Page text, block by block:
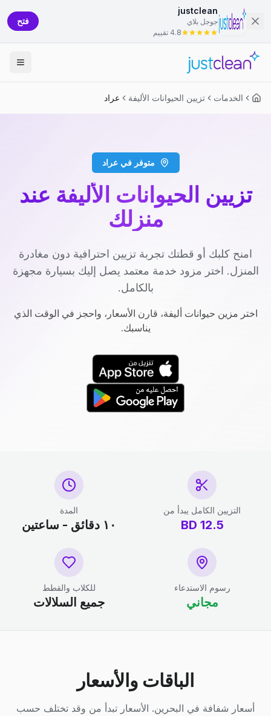
justclean
جوجل بلاي
4.8 تقييم
فتح
الخدمات تزيين الحيوانات الأليفة عراد
متوفر في عراد
تزيين الحيوانات الأليفة عند
منزلك
امنح كلبك أو قطتك تجربة تزيين احترافية دون مغادرة
المنزل. اختر مزود خدمة معتمد يصل إليك بسيارة مجهزة
بالكامل.
اختر مزين حيوانات أليفة، قارن الأسعار، واحجز في الوقت الذي
يناسبك.
التزيين الكامل يبدأ من
12.5
BD
المدة
١٠ دقائق - ساعتين
رسوم الاستدعاء
مجاني
للكلاب والقطط
جميع السلالات
الباقات والأسعار
أسعار شفافة في البحرين. الأسعار تبدأ من وقد تختلف حسب